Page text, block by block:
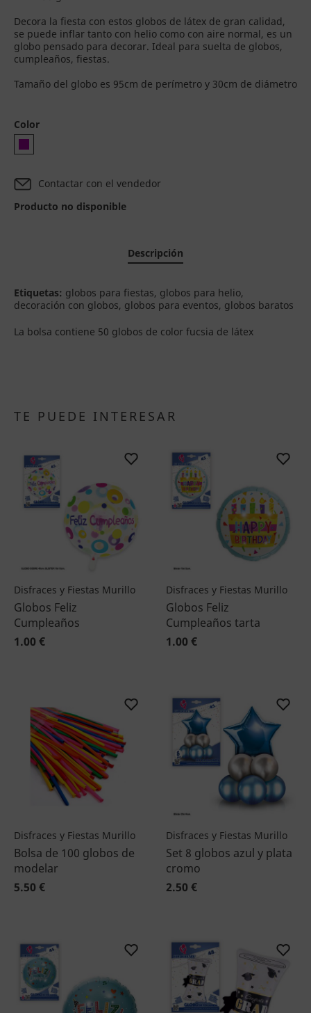
Decora la fiesta con estos globos de látex de gran calidad,
se puede inflar tanto con helio como con aire normal, es un
globo pensado para decorar. Ideal para suelta de globos,
cumpleaños, fiestas.
Tamaño del globo es 95cm de perímetro y 30cm de diámetro
Color
Contactar con el vendedor
Producto no disponible
Descripción
Etiquetas: globos para fiestas, globos para helio,
decoración con globos, globos para eventos, globos baratos
La bolsa contiene 50 globos de color fucsia de látex
TE PUEDE INTERESAR
Disfraces y Fiestas Murillo
Globos Feliz
Cumpleaños
1.00 €
Disfraces y Fiestas Murillo
Globos Feliz
Cumpleaños tarta
1.00 €
Disfraces y Fiestas Murillo
Bolsa de 100 globos de
modelar
5.50 €
Disfraces y Fiestas Murillo
Set 8 globos azul y plata
cromo
2.50 €